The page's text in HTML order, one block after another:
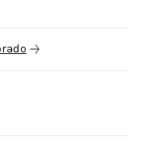
na importância de
de qualidade. Ao
e felicidade deles.